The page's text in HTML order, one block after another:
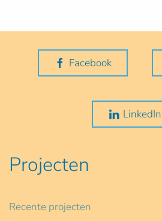
Facebook
LinkedIn
Projecten
Recente projecten